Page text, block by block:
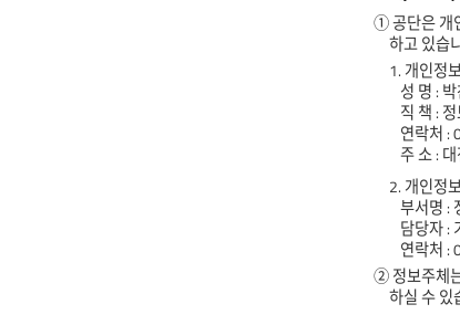
① 공단은 개
하고 있습
1. 개인정
성 명 :
직 책 :
연락처
주 소 :
2. 개인정
부서명 :
담당자 :
연락처
② 정보주체
하실 수 있